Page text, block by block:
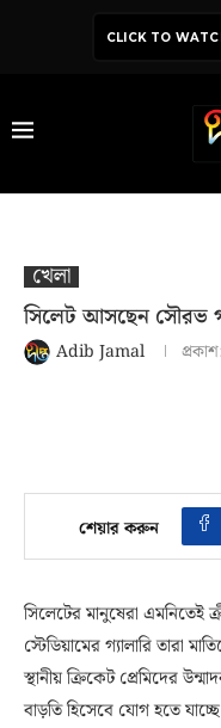
CLICK TO
খেলা
সিলেট আসছেন সৌরভ
Adib Jamal
শেয়ার করুন
সিলেটের মানুষেরা এমনিতেই
স্টেডিয়ামের গ্যালারি তারা
স্থানীয় ক্রিকেট প্রেমিদের
বাড়তি হিসেবে যোগ হতে